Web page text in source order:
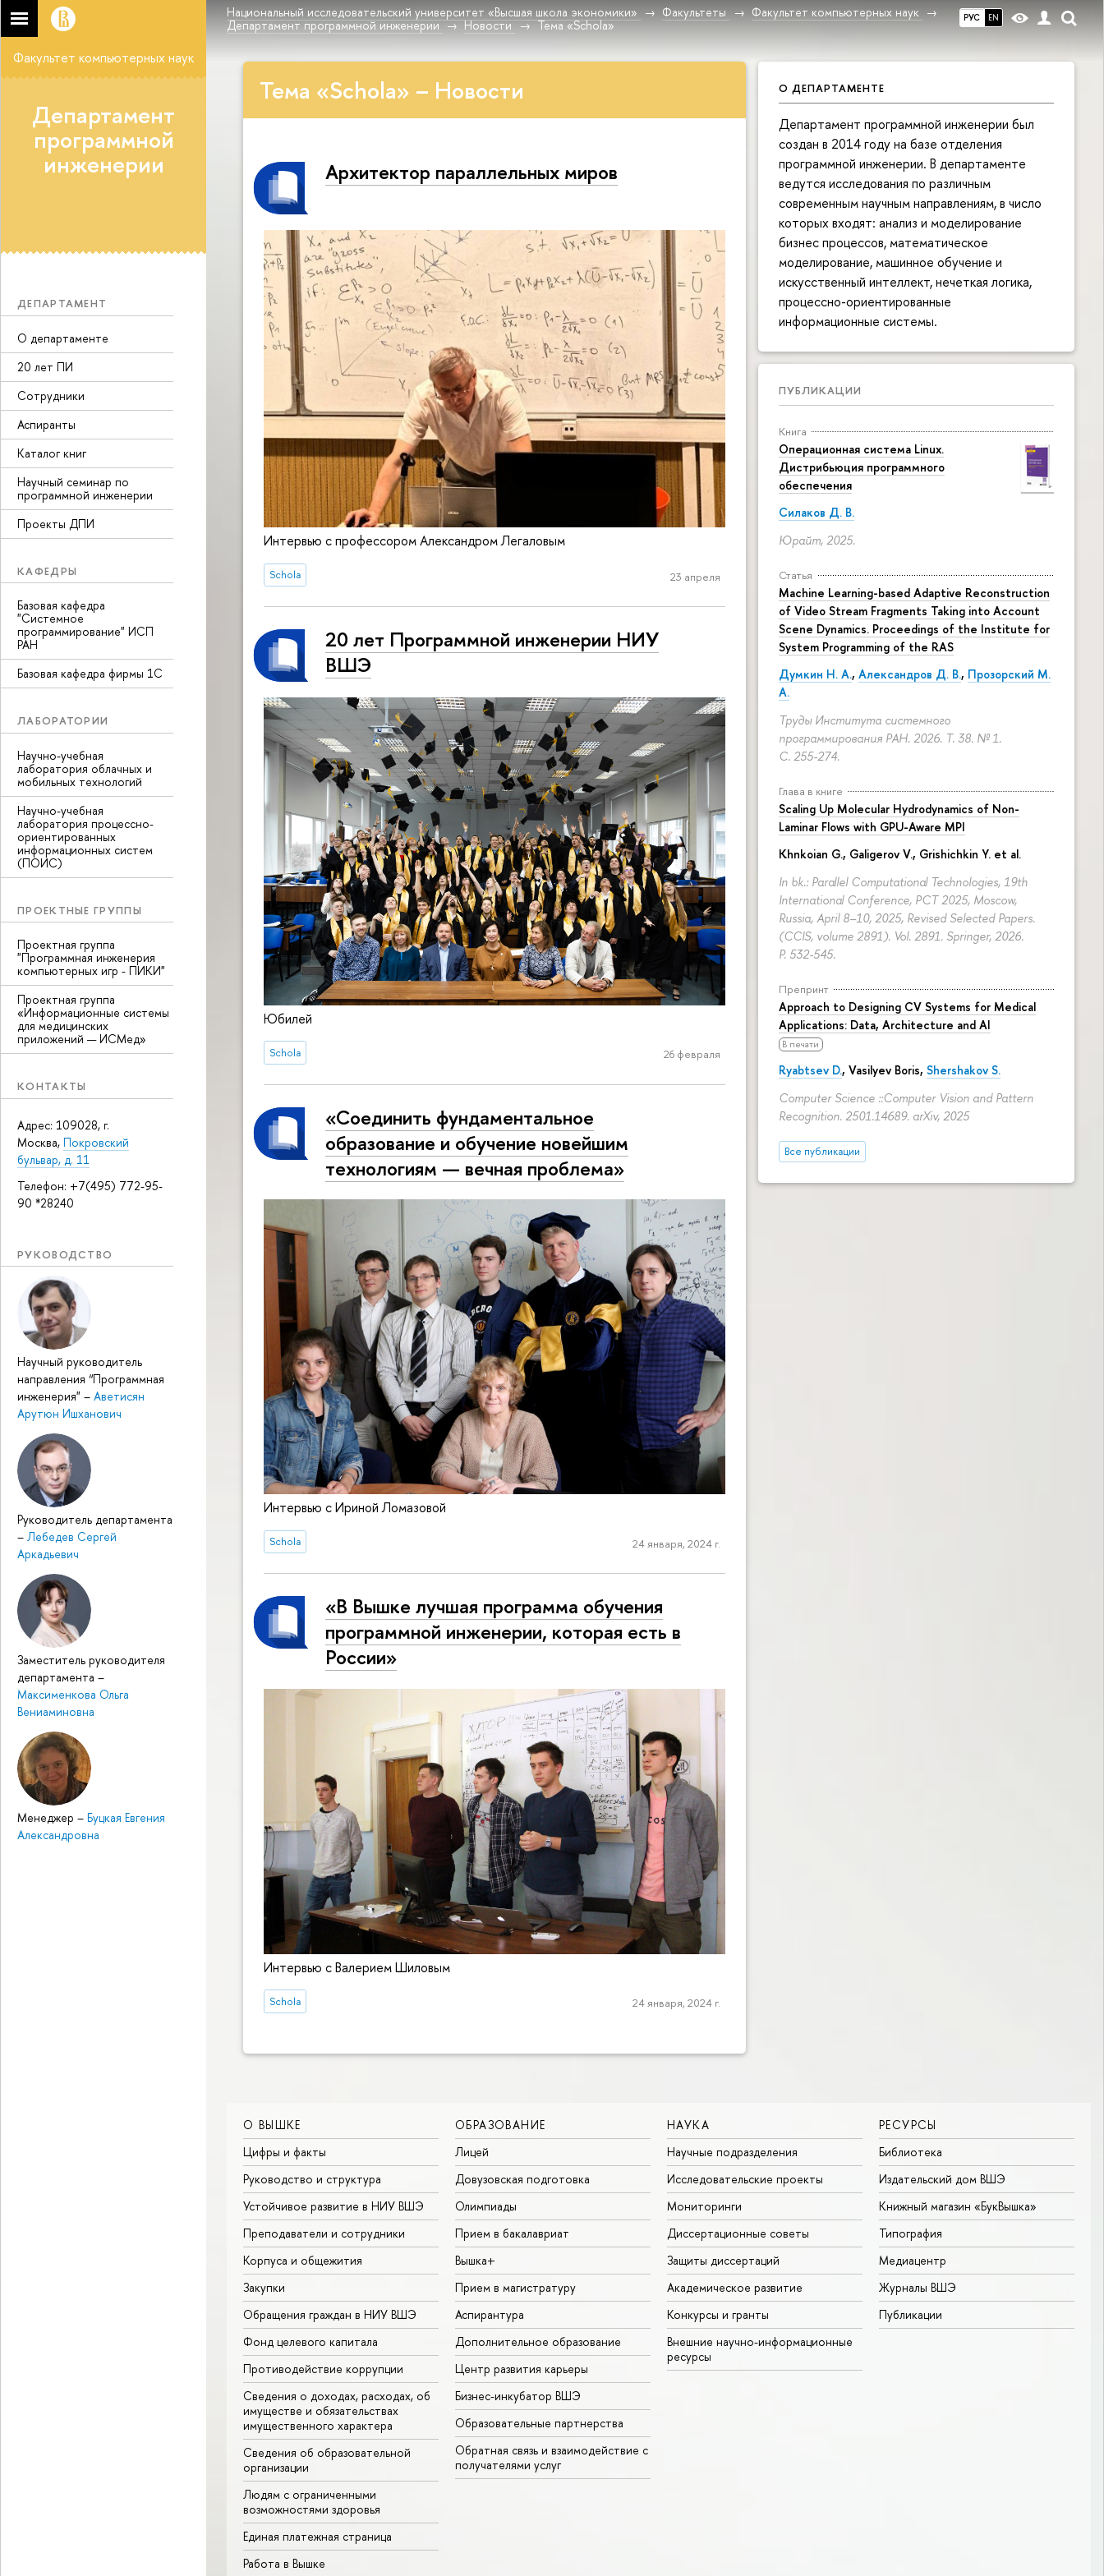
РУС EN
Национальный исследовательский университет «Высшая школа экономики» Факультеты
Факультет компьютерных наук
Департамент программной инженерии
Новости Тема «Schola»
Факультет компьютерных наук
Департамент
программной
инженерии
ДЕПАРТАМЕНТ
О департаменте
20 лет ПИ
Сотрудники
Аспиранты
Каталог книг
Научный семинар по
программной инженерии
Проекты ДПИ
КАФЕДРЫ
Базовая кафедра
"Системное
программирование" ИСП
РАН
Базовая кафедра фирмы 1С
ЛАБОРАТОРИИ
Научно-учебная
лаборатория облачных и
мобильных технологий
Научно-учебная
лаборатория процессно-
ориентированных
информационных систем
(ПОИС)
ПРОЕКТНЫЕ ГРУППЫ
Проектная группа
"Программная инженерия
компьютерных игр - ПИКИ"
Проектная группа
«Информационные системы
для медицинских
приложений — ИСМед»
КОНТАКТЫ
Адрес: 109028, г.
Москва, Покровский
бульвар, д. 11
Телефон: +7(495) 772-95-
90 *28240
РУКОВОДСТВО
Научный руководитель
направления “Программная
инженерия" – Аветисян
Арутюн Ишханович
Руководитель департамента
– Лебедев Сергей
Аркадьевич
Заместитель руководителя
департамента –
Максименкова Ольга
Вениаминовна
Менеджер – Буцкая Евгения
Александровна
О ДЕПАРТАМЕНТЕ
Департамент программной инженерии был
создан в 2014 году на базе отделения
программной инженерии. В департаменте
ведутся исследования по различным
современным научным направлениям, в число
которых входят: анализ и моделирование
бизнес процессов, математическое
моделирование, машинное обучение и
искусственный интеллект, нечеткая логика,
процессно-ориентированные
информационные системы.
ПУБЛИКАЦИИ
Книга
Операционная система Linux.
Дистрибьюция программного
обеспечения
Силаков Д. В.
Юрайт, 2025.
Статья
Machine Learning-based Adaptive Reconstruction
of Video Stream Fragments Taking into Account
Scene Dynamics. Proceedings of the Institute for
System Programming of the RAS
Думкин Н. А., Александров Д. В., Прозорский М.
А.
Труды Института системного
программирования РАН. 2026. Т. 38. № 1.
С. 255-274.
Глава в книге
Scaling Up Molecular Hydrodynamics of Non-
Laminar Flows with GPU-Aware MPI
Khnkoian G., Galigerov V., Grishichkin Y. et al.
In bk.: Parallel Computational Technologies, 19th
International Conference, PCT 2025, Moscow,
Russia, April 8–10, 2025, Revised Selected Papers.
(CCIS, volume 2891). Vol. 2891. Springer, 2026.
P. 532-545.
Препринт
Approach to Designing CV Systems for Medical
Applications: Data, Architecture and AI
В печати
Ryabtsev D., Vasilyev Boris, Shershakov S.
Computer Science ::Computer Vision and Pattern
Recognition. 2501.14689. arXiv, 2025
Все публикации
Тема «Schola» – Новости
Архитектор параллельных миров
Интервью с профессором Александром Легаловым
Schola 23 апреля
20 лет Программной инженерии НИУ
ВШЭ
Юбилей
Schola 26 февраля
«Соединить фундаментальное
образование и обучение новейшим
технологиям — вечная проблема»
Интервью с Ириной Ломазовой
Schola 24 января, 2024 г.
«В Вышке лучшая программа обучения
программной инженерии, которая есть в
России»
Интервью с Валерием Шиловым
Schola 24 января, 2024 г.
О ВЫШКЕ
Цифры и факты
Руководство и структура
Устойчивое развитие в НИУ ВШЭ
Преподаватели и сотрудники
Корпуса и общежития
Закупки
Обращения граждан в НИУ ВШЭ
Фонд целевого капитала
Противодействие коррупции
Сведения о доходах, расходах, об
имуществе и обязательствах
имущественного характера
Сведения об образовательной
организации
Людям с ограниченными
возможностями здоровья
Единая платежная страница
Работа в Вышке
ОБРАЗОВАНИЕ
Лицей
Довузовская подготовка
Олимпиады
Прием в бакалавриат
Вышка+
Прием в магистратуру
Аспирантура
Дополнительное образование
Центр развития карьеры
Бизнес-инкубатор ВШЭ
Образовательные партнерства
Обратная связь и взаимодействие с
получателями услуг
НАУКА
Научные подразделения
Исследовательские проекты
Мониторинги
Диссертационные советы
Защиты диссертаций
Академическое развитие
Конкурсы и гранты
Внешние научно-информационные
ресурсы
РЕСУРСЫ
Библиотека
Издательский дом ВШЭ
Книжный магазин «БукВышка»
Типография
Медиацентр
Журналы ВШЭ
Публикации